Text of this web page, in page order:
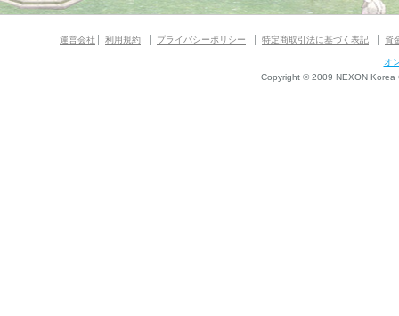
運営会社 利用規約 プライバシーポリシー 特定商取引法に基づく表記 資
オ
Copyright © 2009 NEXON Korea